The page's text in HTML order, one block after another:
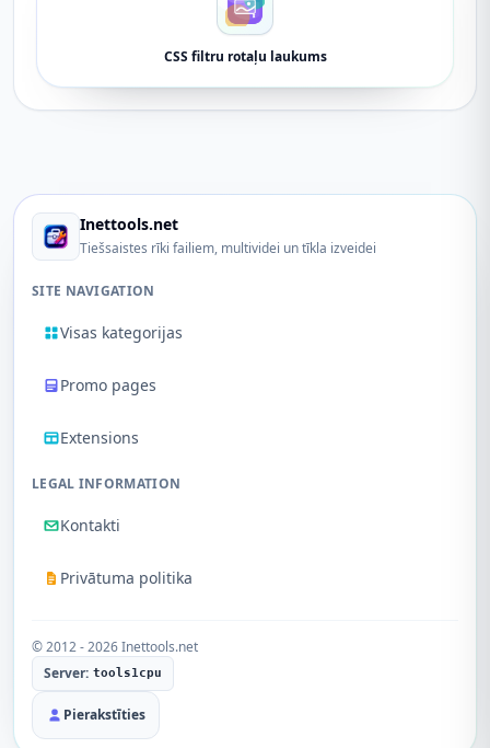
CSS filtru rotaļu laukums
Inettools.net
Tiešsaistes rīki failiem, multividei un tīkla izveidei
SITE NAVIGATION
Visas kategorijas
Promo pages
Extensions
LEGAL INFORMATION
Kontakti
Privātuma politika
© 2012 - 2026 Inettools.net
Server: tools1cpu
Pierakstīties